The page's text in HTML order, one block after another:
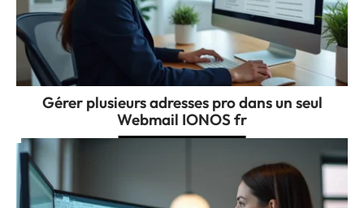
Gérer plusieurs adresses pro dans un seul
Webmail IONOS fr